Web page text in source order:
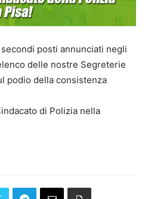
posti annunciati negli
delle nostre Segreterie
podio della consistenza
di Polizia nella